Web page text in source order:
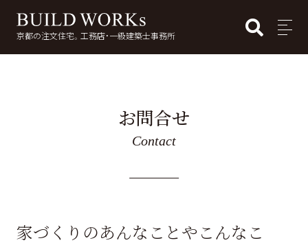
京都の注文住宅。工務店・一級建築士事務所 MENU
お問合せ
Contact
家づくりのあんなことやこんなこ